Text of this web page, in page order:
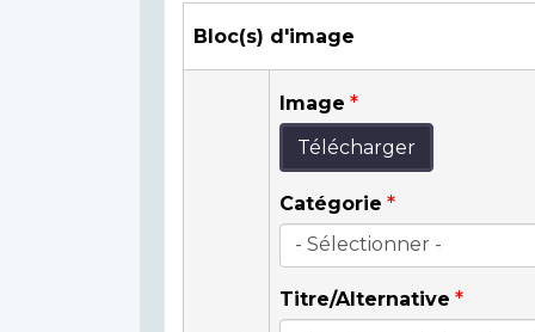
Bloc(s) d'image
Image
Télécharger
Catégorie
Titre/Alternative